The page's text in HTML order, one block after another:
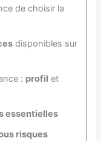
de choisir la
disponibles sur
: profil et
essentielles
risques